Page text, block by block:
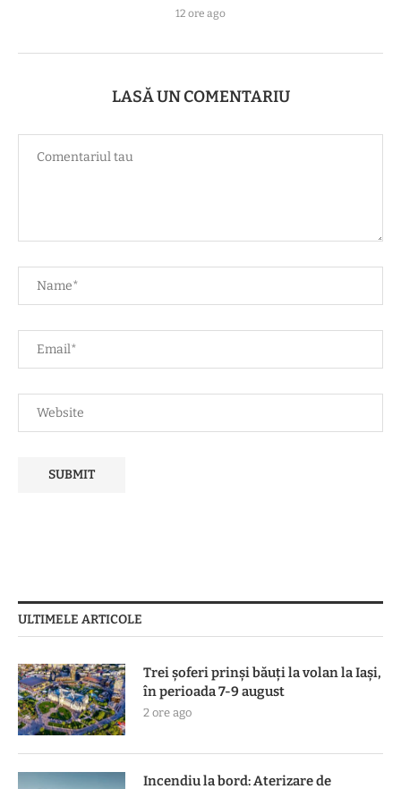
12 ore ago
LASĂ UN COMENTARIU
ULTIMELE ARTICOLE
Trei șoferi prinși băuți la volan la Iași,
în perioada 7-9 august
2 ore ago
Incendiu la bord: Aterizare de